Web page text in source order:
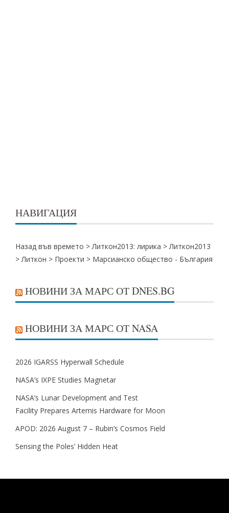
НАВИГАЦИЯ
Назад във времето >Литкон2013: лирика >Литкон2013
>Литкон > Проекти > Марсианско общество - България
НОВИНИ ЗА МАРС ОТ DNES.BG
НОВИНИ ЗА МАРС ОТ NASA
2026 IGARSS Hyperwall Schedule
NASA’s IXPE Studies Magnetar
NASA’s Lunar Development and Test
Facility Prepares Artemis Hardware for Moon
APOD: 2026 August 7 – Rubin’s Cosmos Field
Sensing the Poles’ Hidden Heat